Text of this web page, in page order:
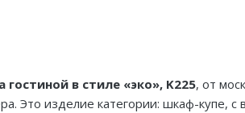
в стиле «эко», K225, от
Это изделие категории: шкаф-купе, с